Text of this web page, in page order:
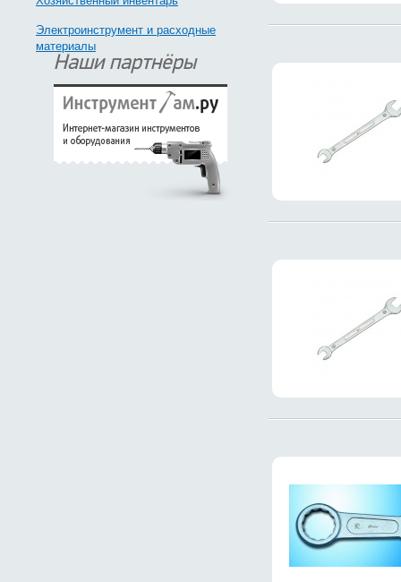
Электроинструмент и расходные
материалы
Наши партнёры